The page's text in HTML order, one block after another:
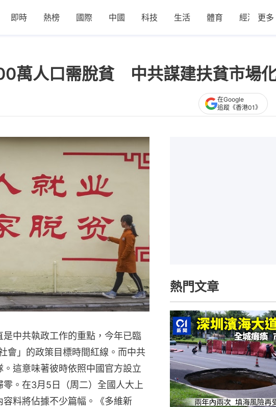
即時 熱榜 國際 中國 科技 生活 體育 經濟 更多
萬人口需脫貧 中共謀建扶貧市場
在Google
追蹤《香港01》
中共執政工作的重點，今年已臨
會」的政策目標時間紅線。而中共
這意味著彼時依照中國官方設立
。在3月5日（周二）全國人大上
料將佔據不少篇幅。《多維新
熱門文章